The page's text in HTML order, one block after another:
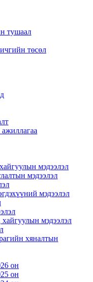
тушаал
төсөл
мэдээлэл
мэдээлэл
мэдээлэл
мэдээлэл
хяналтын
он
он